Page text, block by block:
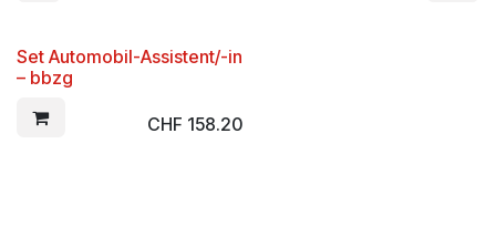
Set Automobil-Assistent/-in
– bbzg
CHF 158.20